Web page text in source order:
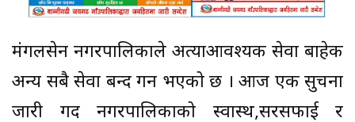
मंगलसेन नगरपालिकाले अत्याआवश्यक सेवा बाहेक
अन्य सबै सेवा बन्द गर्ने भएको छ । आज एक सुचना
जारी गर्दे नगरपालिकाको स्वास्थ,सरसफाई र